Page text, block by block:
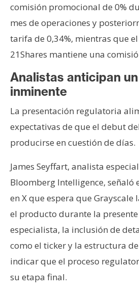
e
m
a
s
R
e
c
u
r
s
o
C
o
n
t
a
c
comisión promocional de 0%
mes de operaciones y
tarifa de 0,34%, mientras que
21Shares mantiene una
Analistas anticipan
inminente
La presentación regulatoria
expectativas de que el debut
producirse en cuestión de días.
James Seyffart, analista
Bloomberg Intelligence, señaló
en X que espera que
el producto durante la presente
especialista, la inclusión de
como el ticker y la estructura
indicar que el proceso
su etapa final.